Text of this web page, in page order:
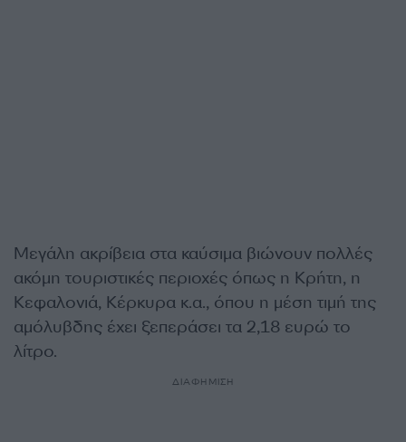
Μεγάλη ακρίβεια στα καύσιμα βιώνουν πολλές
ακόμη τουριστικές περιοχές όπως η Κρήτη, η
Κεφαλονιά, Κέρκυρα κ.α., όπου η μέση τιμή της
αμόλυβδης έχει ξεπεράσει τα 2,18 ευρώ το
λίτρο.
ΔΙΑΦΗΜΙΣΗ